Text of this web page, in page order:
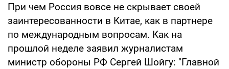
При чем Россия вовсе не скрывает своей
заинтересованности в Китае, как в партнере
по международным вопросам. Как на
прошлой неделе заявил журналистам
министр обороны РФ Сергей Шойгу: "Главной